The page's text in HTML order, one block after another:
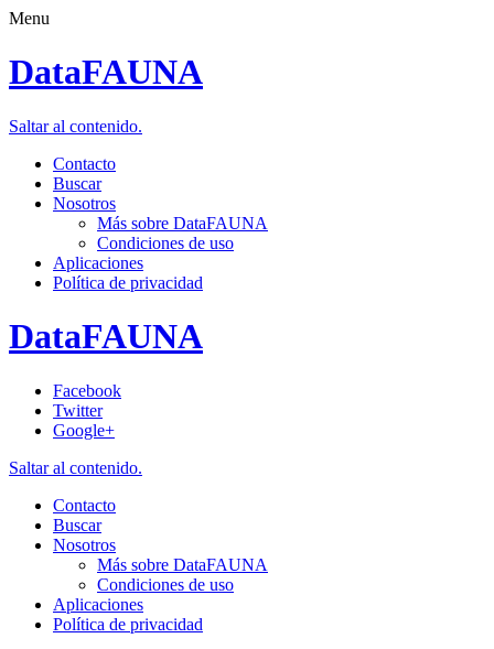
Menu
DataFAUNA
Saltar al contenido.
Contacto
Buscar
Nosotros
Más sobre DataFAUNA
Condiciones de uso
Aplicaciones
Política de privacidad
DataFAUNA
Facebook
Twitter
Google+
Saltar al contenido.
Contacto
Buscar
Nosotros
Más sobre DataFAUNA
Condiciones de uso
Aplicaciones
Política de privacidad